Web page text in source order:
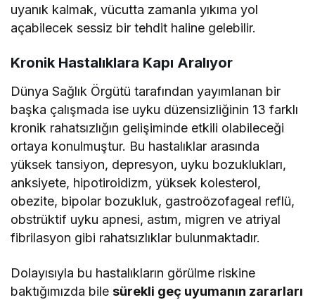
uyanık kalmak, vücutta zamanla yıkıma yol
açabilecek sessiz bir tehdit haline gelebilir.
Kronik Hastalıklara Kapı Aralıyor
Dünya Sağlık Örgütü tarafından yayımlanan bir
başka çalışmada ise uyku düzensizliğinin 13 farklı
kronik rahatsızlığın gelişiminde etkili olabileceği
ortaya konulmuştur. Bu hastalıklar arasında
yüksek tansiyon, depresyon, uyku bozuklukları,
anksiyete, hipotiroidizm, yüksek kolesterol,
obezite, bipolar bozukluk, gastroözofageal reflü,
obstrüktif uyku apnesi, astım, migren ve atriyal
fibrilasyon gibi rahatsızlıklar bulunmaktadır.
Dolayısıyla bu hastalıkların görülme riskine
baktığımızda bilesürekli geç uyumanın zararları